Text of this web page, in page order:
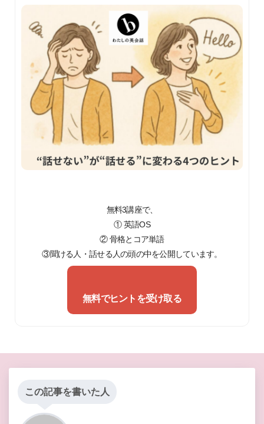
無料3講座で、
① 英語OS
② 骨格とコア単語
③聞ける人・話せる人の頭の中を公開しています。
無料でヒントを受け取る
この記事を書いた人